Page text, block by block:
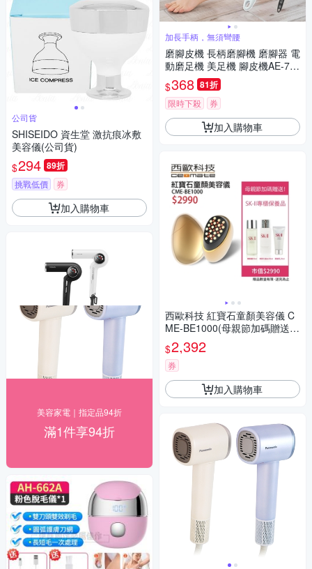
公司貨
SHISEIDO 資生堂 激抗痕冰敷
美容儀(公司貨)
$294 89折
挑戰低價 券
加入購物車
美容家電｜指定品94折
滿1件享94折
加長手柄，無須彎腰
磨腳皮機 長柄磨腳機 磨腳器 電
動磨足機 美足機 腳皮機AE-71
$368 81折
限時下殺 券
加入購物車
西歐科技 紅寶石童顏美容儀 C
ME-BE1000(母親節加碼贈送S
K-II專櫃保養品)
$2,392
券
加入購物車